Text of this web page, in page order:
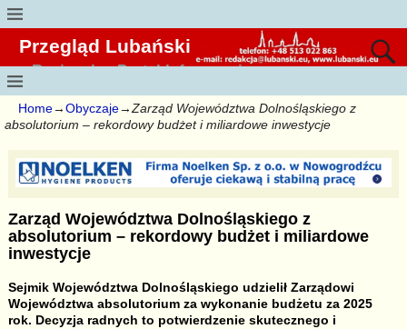
Przegląd Lubański
Regionalny Portal Informacyjny
Home→Obyczaje→Zarząd Województwa Dolnośląskiego z
absolutorium – rekordowy budżet i miliardowe inwestycje
Zarząd Województwa Dolnośląskiego z
absolutorium – rekordowy budżet i miliardowe
inwestycje
Sejmik Województwa Dolnośląskiego udzielił Zarządowi
Województwa absolutorium za wykonanie budżetu za 2025
rok. Decyzja radnych to potwierdzenie skutecznego i